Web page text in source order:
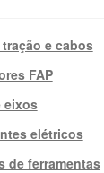
e cabos
FAP
eixos
elétricos
de ferramentas